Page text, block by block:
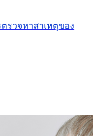
รวจหาสาเหตุของ